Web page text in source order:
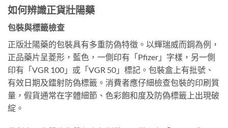
如何辨識正貨壯陽藥
包裝與標籤檢查
正版壯陽藥的包裝具有多重防偽特徵。以輝瑞威而鋼為例，
正品藥片呈菱形，藍色，一側印有「Pfizer」字樣，另一側
印有「VGR 100」或「VGR 50」標記。包裝盒上有批號、
有效日期及鐳射防偽標籤。消費者應仔細檢查包裝的印刷質
量，假貨通常在字體細節、色彩飽和度及防偽標籤上出現破
綻。